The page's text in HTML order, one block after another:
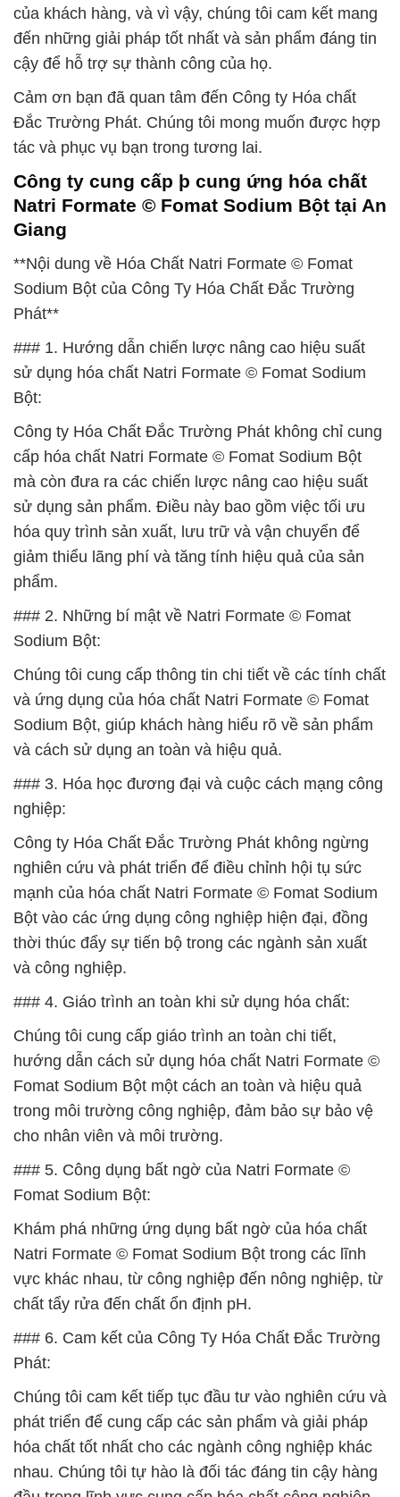
của khách hàng, và vì vậy, chúng tôi cam kết mang
đến những giải pháp tốt nhất và sản phẩm đáng tin
cậy để hỗ trợ sự thành công của họ.
Cảm ơn bạn đã quan tâm đến Công ty Hóa chất
Đắc Trường Phát. Chúng tôi mong muốn được hợp
tác và phục vụ bạn trong tương lai.
Công ty cung cấp þ cung ứng hóa chất
Natri Formate © Fomat Sodium Bột tại An
Giang
**Nội dung về Hóa Chất Natri Formate © Fomat
Sodium Bột của Công Ty Hóa Chất Đắc Trường
Phát**
### 1. Hướng dẫn chiến lược nâng cao hiệu suất
sử dụng hóa chất Natri Formate © Fomat Sodium
Bột:
Công ty Hóa Chất Đắc Trường Phát không chỉ cung
cấp hóa chất Natri Formate © Fomat Sodium Bột
mà còn đưa ra các chiến lược nâng cao hiệu suất
sử dụng sản phẩm. Điều này bao gồm việc tối ưu
hóa quy trình sản xuất, lưu trữ và vận chuyển để
giảm thiểu lãng phí và tăng tính hiệu quả của sản
phẩm.
### 2. Những bí mật về Natri Formate © Fomat
Sodium Bột:
Chúng tôi cung cấp thông tin chi tiết về các tính chất
và ứng dụng của hóa chất Natri Formate © Fomat
Sodium Bột, giúp khách hàng hiểu rõ về sản phẩm
và cách sử dụng an toàn và hiệu quả.
### 3. Hóa học đương đại và cuộc cách mạng công
nghiệp:
Công ty Hóa Chất Đắc Trường Phát không ngừng
nghiên cứu và phát triển để điều chỉnh hội tụ sức
mạnh của hóa chất Natri Formate © Fomat Sodium
Bột vào các ứng dụng công nghiệp hiện đại, đồng
thời thúc đẩy sự tiến bộ trong các ngành sản xuất
và công nghiệp.
### 4. Giáo trình an toàn khi sử dụng hóa chất:
Chúng tôi cung cấp giáo trình an toàn chi tiết,
hướng dẫn cách sử dụng hóa chất Natri Formate ©
Fomat Sodium Bột một cách an toàn và hiệu quả
trong môi trường công nghiệp, đảm bảo sự bảo vệ
cho nhân viên và môi trường.
### 5. Công dụng bất ngờ của Natri Formate ©
Fomat Sodium Bột:
Khám phá những ứng dụng bất ngờ của hóa chất
Natri Formate © Fomat Sodium Bột trong các lĩnh
vực khác nhau, từ công nghiệp đến nông nghiệp, từ
chất tẩy rửa đến chất ổn định pH.
### 6. Cam kết của Công Ty Hóa Chất Đắc Trường
Phát:
Chúng tôi cam kết tiếp tục đầu tư vào nghiên cứu và
phát triển để cung cấp các sản phẩm và giải pháp
hóa chất tốt nhất cho các ngành công nghiệp khác
nhau. Chúng tôi tự hào là đối tác đáng tin cậy hàng